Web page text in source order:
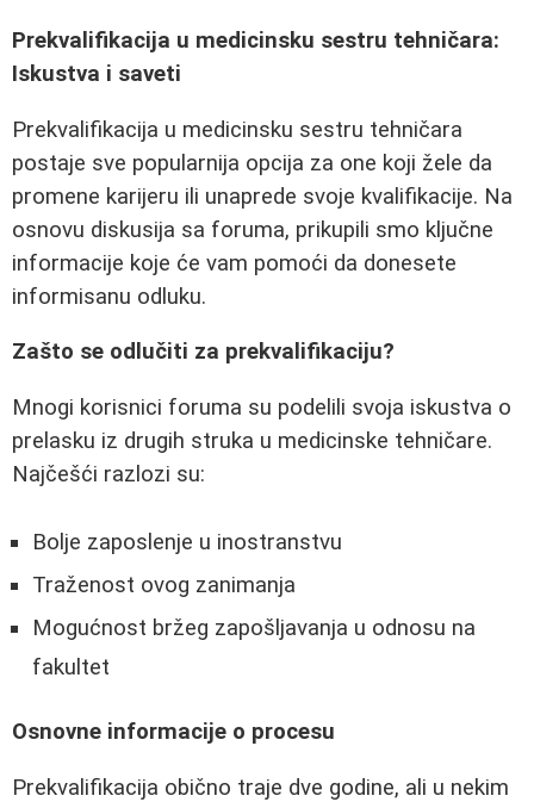
Prekvalifikacija u medicinsku sestru tehničara:
Iskustva i saveti
Prekvalifikacija u medicinsku sestru tehničara
postaje sve popularnija opcija za one koji žele da
promene karijeru ili unaprede svoje kvalifikacije. Na
osnovu diskusija sa foruma, prikupili smo ključne
informacije koje će vam pomoći da donesete
informisanu odluku.
Zašto se odlučiti za prekvalifikaciju?
Mnogi korisnici foruma su podelili svoja iskustva o
prelasku iz drugih struka u medicinske tehničare.
Najčešći razlozi su:
Bolje zaposlenje u inostranstvu
Traženost ovog zanimanja
Mogućnost bržeg zapošljavanja u odnosu na
fakultet
Osnovne informacije o procesu
Prekvalifikacija obično traje dve godine, ali u nekim